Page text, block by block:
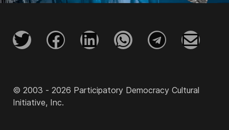
© 2003 - 2026 Participatory Democracy Cultural
Initiative, Inc.